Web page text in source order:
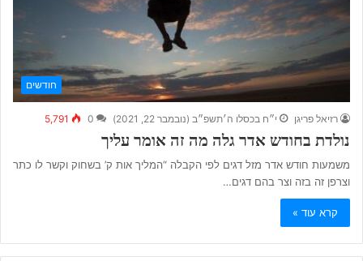
חודשים
רזיאל פריגן י״ח בכסלו ה׳תשפ״ב (נובמבר 22, 2021) 0
5,791
נולדת בחודש אדר גלה מה זה אומר עליך
משמעות חודש אדר מזל דגים לפי הקבלה “המליך אות ק’ בשחוק וקשר לו כתר
וצרפן זה בזה וצר בהם דגים…
קרא עוד »